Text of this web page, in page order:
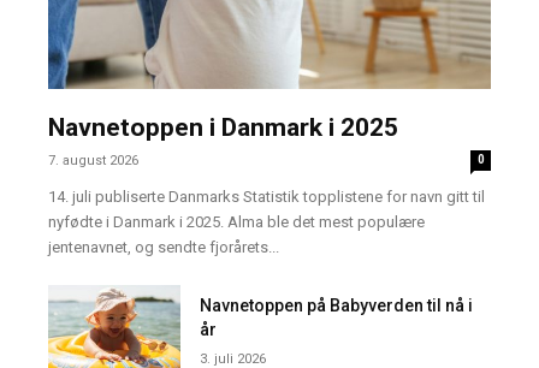
Navnetoppen i Danmark i 2025
7. august 2026 0
14. juli publiserte Danmarks Statistik topplistene for navn gitt til
nyfødte i Danmark i 2025. Alma ble det mest populære
jentenavnet, og sendte fjorårets...
Navnetoppen på Babyverden til nå i
år
3. juli 2026